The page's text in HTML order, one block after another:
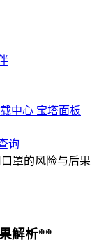
中心 宝塔面板
询
罩的风险与后果
解析**